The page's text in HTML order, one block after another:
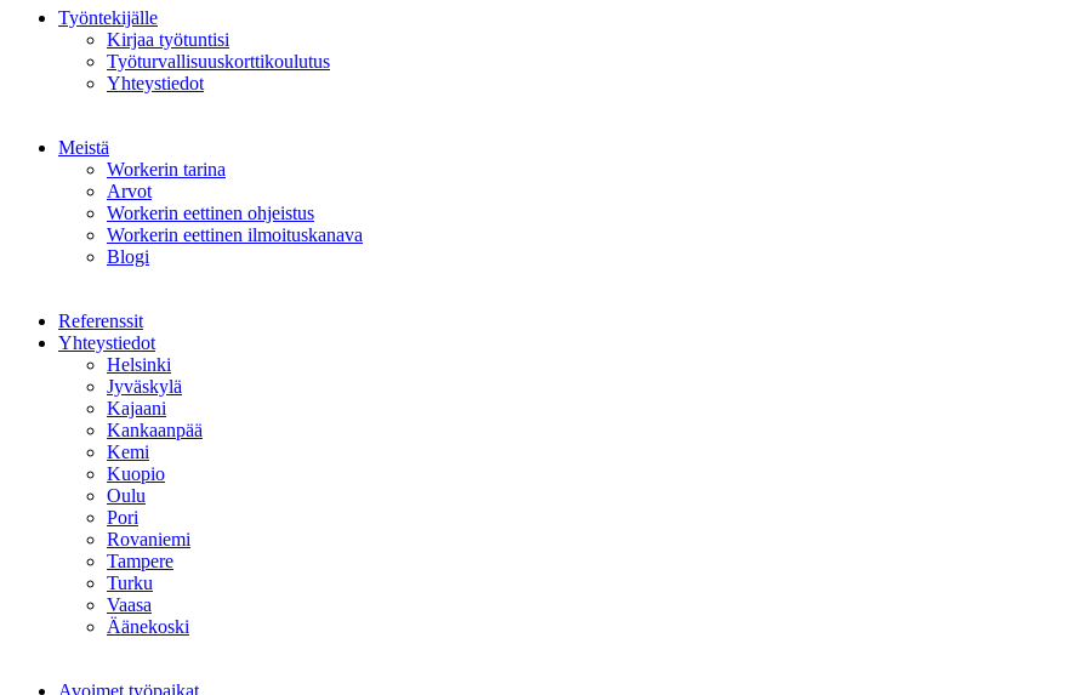
Työntekijälle
Kirjaa työtuntisi
Työturvallisuuskorttikoulutus
Yhteystiedot
Meistä
Workerin tarina
Arvot
Workerin eettinen ohjeistus
Workerin eettinen ilmoituskanava
Blogi
Referenssit
Yhteystiedot
Helsinki
Jyväskylä
Kajaani
Kankaanpää
Kemi
Kuopio
Oulu
Pori
Rovaniemi
Tampere
Turku
Vaasa
Äänekoski
Avoimet työpaikat